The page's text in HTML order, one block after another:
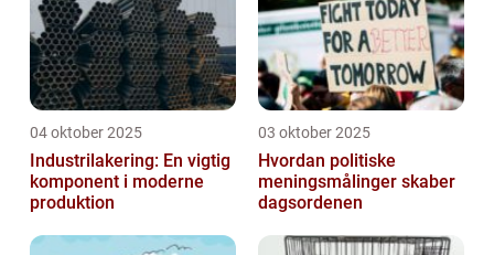
04 oktober 2025
Industrilakering: En vigtig
komponent i moderne
produktion
03 oktober 2025
Hvordan politiske
meningsmålinger skaber
dagsordenen